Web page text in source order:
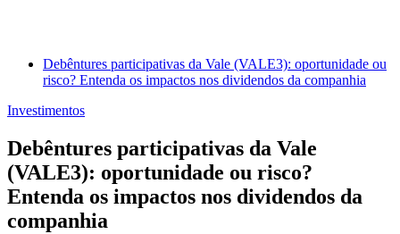
Debêntures participativas da Vale (VALE3): oportunidade ou
risco? Entenda os impactos nos dividendos da companhia
Investimentos
Debêntures participativas da Vale
(VALE3): oportunidade ou risco?
Entenda os impactos nos dividendos da
companhia